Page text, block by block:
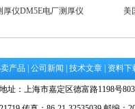
仪DM5E电厂测厚仪
美
产品 公司新闻 技术文章 资料下
址：上海市嘉定区德富路1198号